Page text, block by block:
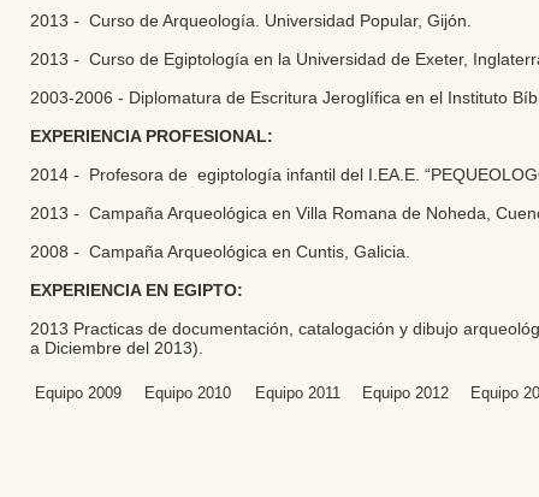
2013 - Curso de Arqueología. Universidad Popular, Gijón.
2013 - Curso de Egiptología en la Universidad de Exeter,
2003-2006 - Diplomatura de Escritura Jeroglífica en el Instituto
EXPERIENCIA PROFESIONAL:
2014 - Profesora de egiptología infantil del I.EA.E.
2013 - Campaña Arqueológica en Villa Romana de Noheda,
2008 - Campaña Arqueológica en Cuntis, Galicia.
EXPERIENCIA EN EGIPTO:
2013 Practicas de documentación, catalogación y dibujo
a Diciembre del 2013).
Equipo 2009 Equipo 2010 Equipo 2011 Equipo 2012 Equipo